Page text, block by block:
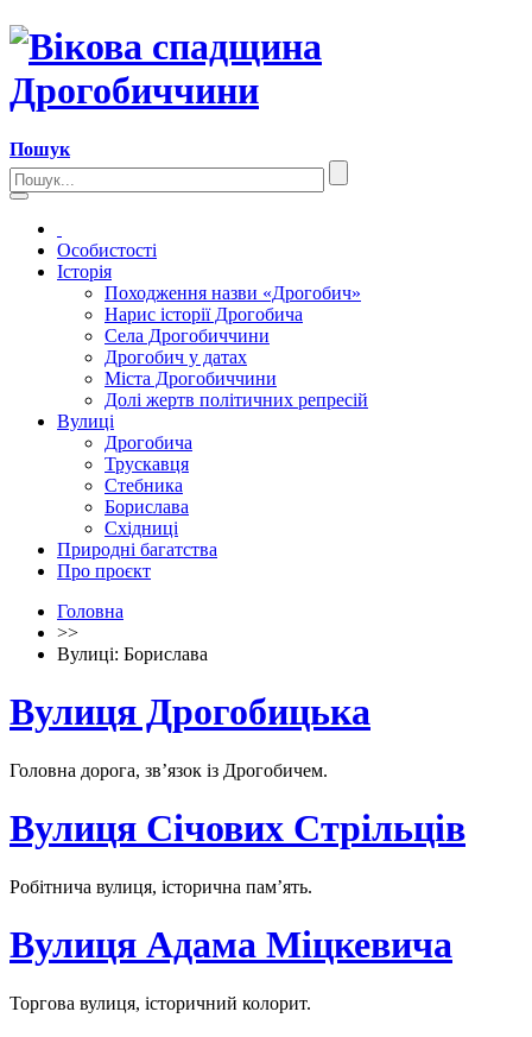
Пошук
Особистості
Історія
Походження назви «Дрогобич»
Нарис історії Дрогобича
Села Дрогобиччини
Дрогобич у датах
Міста Дрогобиччини
Долі жертв політичних репресій
Вулиці
Дрогобича
Трускавця
Стебника
Борислава
Східниці
Природні багатства
Про проєкт
Головна
>>
Вулиці: Борислава
Вулиця Дрогобицька
Головна дорога, зв’язок із Дрогобичем.
Вулиця Січових Стрільців
Робітнича вулиця, історична пам’ять.
Вулиця Адама Міцкевича
Торгова вулиця, історичний колорит.